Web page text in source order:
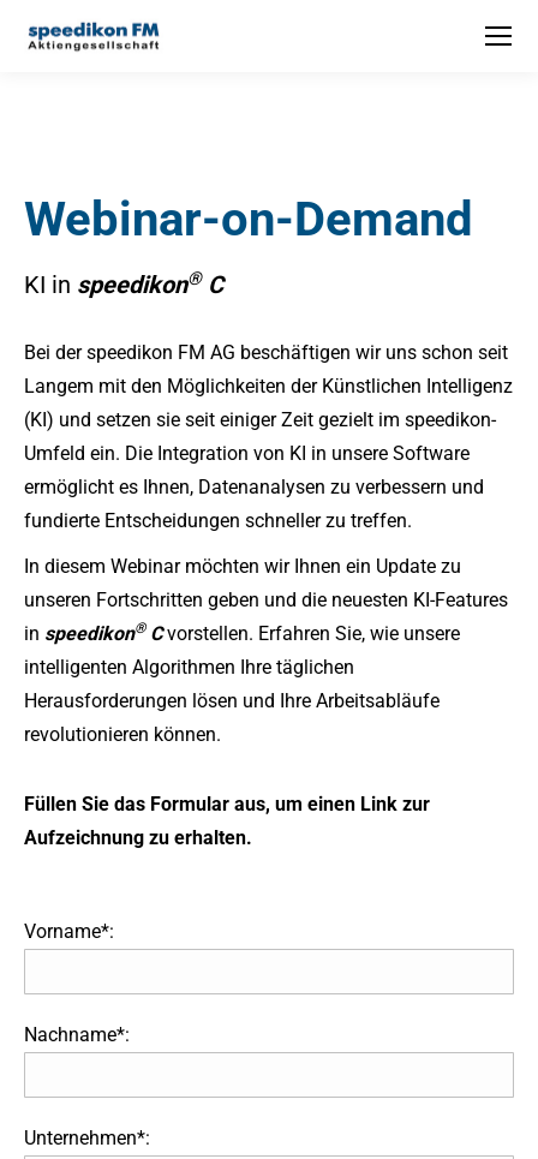
Webinar-on-Demand
KI in speedikon®C
Bei der speedikon FM AG beschäftigen wir uns schon seit
Langem mit den Möglichkeiten der Künstlichen Intelligenz
(KI) und setzen sie seit einiger Zeit gezielt im speedikon-
Umfeld ein. Die Integration von KI in unsere Software
ermöglicht es Ihnen, Datenanalysen zu verbessern und
fundierte Entscheidungen schneller zu treffen.
In diesem Webinar möchten wir Ihnen ein Update zu
unseren Fortschritten geben und die neuesten KI-Features
in speedikon®Cvorstellen. Erfahren Sie, wie unsere
intelligenten Algorithmen Ihre täglichen
Herausforderungen lösen und Ihre Arbeitsabläufe
revolutionieren können.
Füllen Sie das Formular aus, um einen Link zur
Aufzeichnung zu erhalten.
Vorname*:
Nachname*:
Unternehmen*: